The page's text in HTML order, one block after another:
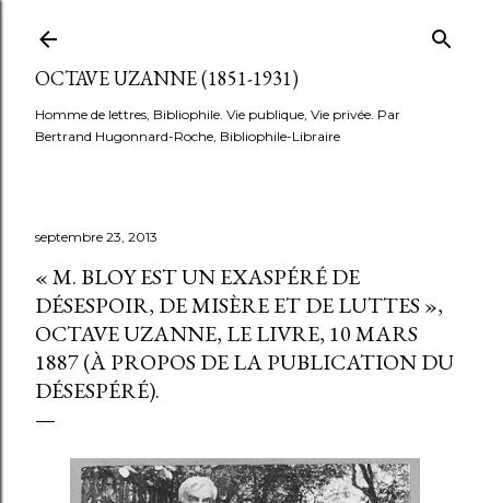
OCTAVE UZANNE (1851-1931)
Homme de lettres, Bibliophile. Vie publique, Vie privée. Par
Bertrand Hugonnard-Roche, Bibliophile-Libraire
septembre 23, 2013
« M. BLOY EST UN EXASPÉRÉ DE
DÉSESPOIR, DE MISÈRE ET DE LUTTES »,
OCTAVE UZANNE, LE LIVRE, 10 MARS
1887 (À PROPOS DE LA PUBLICATION DU
DÉSESPÉRÉ).